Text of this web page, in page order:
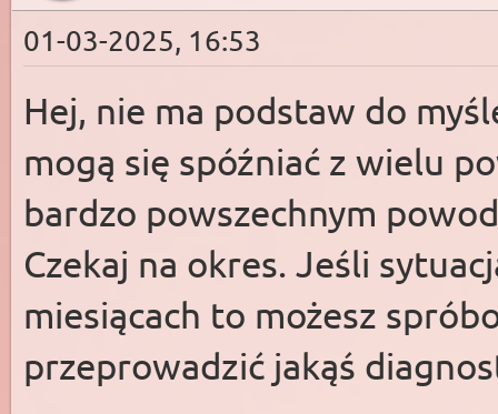
01-03-2025, 16:53
Hej, nie ma podstaw do
mogą się spóźniać z wielu
bardzo powszechnym
Czekaj na okres. Jeśli
miesiącach to możesz
przeprowadzić jakąś